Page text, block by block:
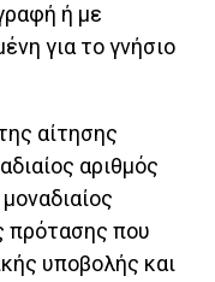
ή με
για το γνήσιο
αίτησης
αριθμός
πρότασης που
υποβολής και